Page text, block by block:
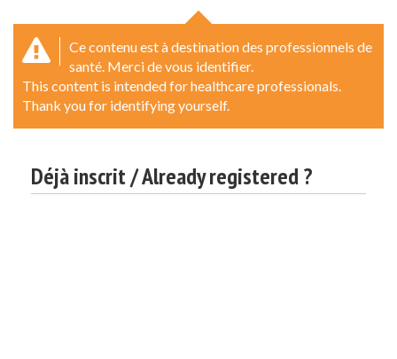
Ce contenu est à destination des professionnels de
santé. Merci de vous identifier.
This content is intended for healthcare professionals.
Thank you for identifying yourself.
Déjà inscrit / Already registered ?